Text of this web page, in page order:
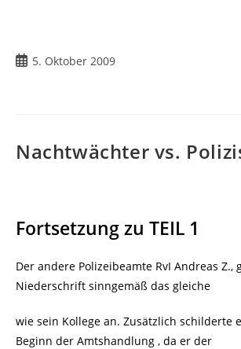
Beitrag5. Oktober 2009
Nachtwächter vs.
Fortsetzung zu TEIL 1
Der andere Polizeibeamte RvI Andreas Z.,
Niederschrift sinngemäß das gleiche
wie sein Kollege an. Zusätzlich schilderte
Beginn der Amtshandlung , da er der